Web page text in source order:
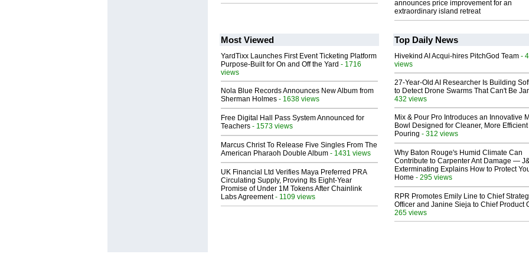
announces price improvement for an
extraordinary island retreat
Most Viewed
YardTixx Launches First Event Ticketing Platform
Purpose-Built for On and Off the Yard - 1716
views
Nola Blue Records Announces New Album from
Sherman Holmes - 1638 views
Free Digital Hall Pass System Announced for
Teachers - 1573 views
Marcus Christ To Release Five Singles From The
American Pharaoh Double Album - 1431 views
UK Financial Ltd Verifies Maya Preferred PRA
Circulating Supply, Proving Its Eight-Year
Promise of Under 1M Tokens After Chainlink
Labs Agreement- 1109 views
Top Daily News
Hivekind AI Acqui-hires PitchGod Team -
views
27-Year-Old AI Researcher Is Building
to Detect Drone Swarms That Can't Be
432 views
Mix & Pour Pro Introduces an Innovative
Bowl Designed for Cleaner, More Efficient
Pouring - 312 views
Why Baton Rouge's Humid Climate Can
Contribute to Carpenter Ant Damage —
Exterminating Explains How to Protect
Home - 295 views
RPR Promotes Emily Line to Chief
Officer and Janine Sieja to Chief Product
265 views